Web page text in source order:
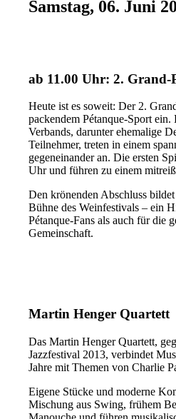
Samstag, 06. Juni
ab 11.00 Uhr: 2. Grand-
Heute ist es soweit: Der 2.
packendem Pétanque-Sport ein.
Verbands, darunter ehemalige
Teilnehmer, treten in einem
gegeneinander an. Die ersten
Uhr und führen zu einem
Den krönenden Abschluss
Bühne des Weinfestivals – ein
Pétanque-Fans als auch für die
Gemeinschaft.
Martin Henger Quartett
Das Martin Henger Quartett,
Jazzfestival 2013, verbindet
Jahre mit Themen von Charlie
Eigene Stücke und moderne
Mischung aus Swing, frühem